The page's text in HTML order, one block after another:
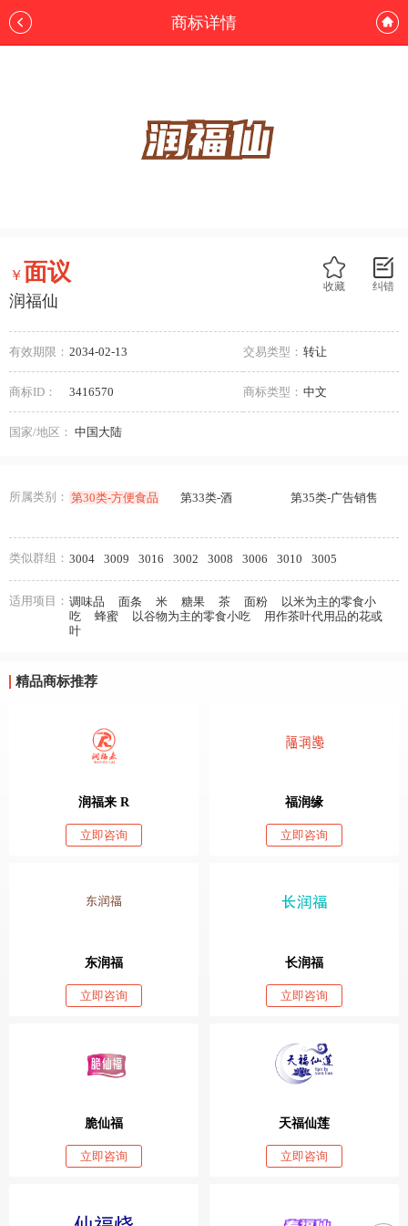
商标详情
纠错
收藏
￥面议
润福仙
有效期限： 2034-02-13 交易类型： 转让
商标ID： 3416570 商标类型： 中文
国家/地区： 中国大陆
所属类别： 第30类-方便食品 第33类-酒 第35类-广告销售
类似群组： 3004 3009 3016 3002 3008 3006 3010 3005
适用项目： 调味品 面条 米 糖果 茶 面粉
以米为主的零食小
吃
蜂蜜 以谷物为主的零食小吃
用作茶叶代用品的花或
叶
精品商标推荐
润福来 R
立即咨询
福润缘
立即咨询
东润福
立即咨询
长润福
立即咨询
脆仙福
立即咨询
天福仙莲
立即咨询